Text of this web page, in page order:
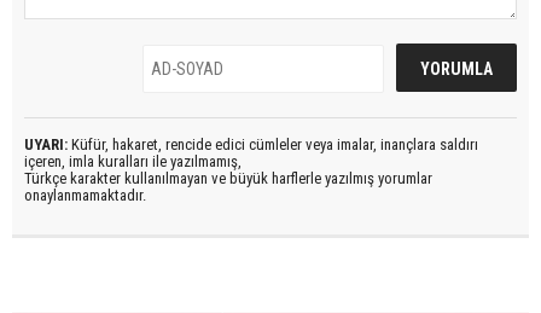
UYARI: Küfür, hakaret, rencide edici cümleler veya imalar, inançlara saldırı
içeren, imla kuralları ile yazılmamış,
Türkçe karakter kullanılmayan ve büyük harflerle yazılmış yorumlar
onaylanmamaktadır.